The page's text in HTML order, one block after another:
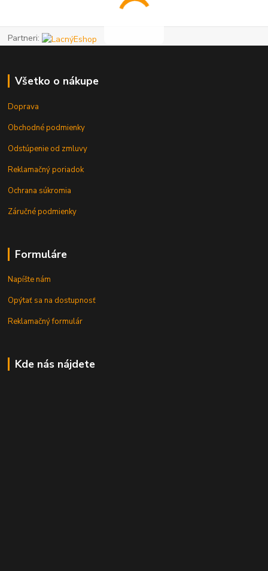
Partneri:
Všetko o nákupe
Doprava
Obchodné podmienky
Odstúpenie od zmluvy
Reklamačný poriadok
Ochrana súkromia
Záručné podmienky
Formuláre
Napíšte nám
Opýtať sa na dostupnosť
Reklamačný formulár
Kde nás nájdete